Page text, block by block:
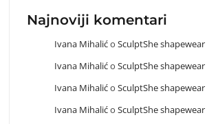
Najnoviji komentari
Ivana MihalićoSculptShe
Ivana MihalićoSculptShe
Ivana MihalićoSculptShe
Ivana MihalićoSculptShe